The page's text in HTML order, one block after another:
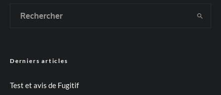
Derniers articles
Test et avis de Fugitif